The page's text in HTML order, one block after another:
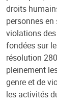
droits
personnes
violations
fondées sur
résolution
pleinement
genre et de
les activités